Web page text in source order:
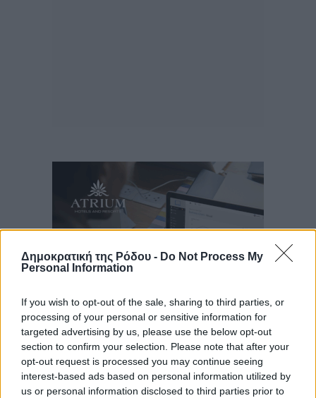
Δημοκρατική της Ρόδου - Do Not Process My
Personal Information
If you wish to opt-out of the sale, sharing to third parties, or
processing of your personal or sensitive information for
targeted advertising by us, please use the below opt-out
section to confirm your selection. Please note that after your
opt-out request is processed you may continue seeing
interest-based ads based on personal information utilized by
us or personal information disclosed to third parties prior to
Ροή ειδήσεων
Γ.Σ. Διαγόρας: Επέστρεψε στις Ακαδημίες η Ειρήνη